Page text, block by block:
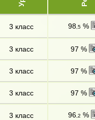
3 класс 98 ,5 %
3 класс 97 %
3 класс 97 %
3 класс 97 %
3 класс 96 ,2 %